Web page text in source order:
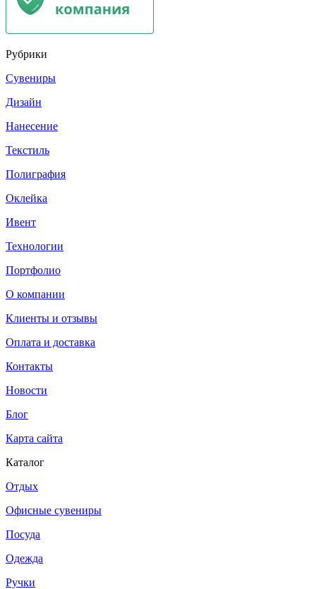
Рубрики
Сувениры
Дизайн
Нанесение
Текстиль
Полиграфия
Оклейка
Ивент
Технологии
Портфолио
О компании
Клиенты и отзывы
Оплата и доставка
Контакты
Новости
Блог
Карта сайта
Каталог
Отдых
Офисные сувениры
Посуда
Одежда
Ручки